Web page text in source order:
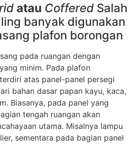
atau Coffered Salah
banyak digunakan
plafon borongan
pada ruangan dengan
minim. Pada plafon
atas panel-panel persegi
bahan dasar papan kayu, kaca,
Biasanya, pada panel yang
tengah ruangan akan
utama. Misalnya lampu
sementara pada bagian panel